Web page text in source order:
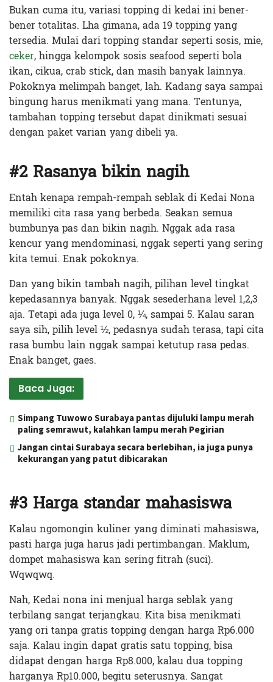
Bukan cuma itu, variasi topping di kedai ini bener-
bener totalitas. Lha gimana, ada 19 topping yang
tersedia. Mulai dari topping standar seperti sosis, mie,
ceker, hingga kelompok sosis seafood seperti bola
ikan, cikua, crab stick, dan masih banyak lainnya.
Pokoknya melimpah banget, lah. Kadang saya sampai
bingung harus menikmati yang mana. Tentunya,
tambahan topping tersebut dapat dinikmati sesuai
dengan paket varian yang dibeli ya.
#2 Rasanya bikin nagih
Entah kenapa rempah-rempah seblak di Kedai Nona
memiliki cita rasa yang berbeda. Seakan semua
bumbunya pas dan bikin nagih. Nggak ada rasa
kencur yang mendominasi, nggak seperti yang sering
kita temui. Enak pokoknya.
Dan yang bikin tambah nagih, pilihan level tingkat
kepedasannya banyak. Nggak sesederhana level 1,2,3
aja. Tetapi ada juga level 0, ¼, sampai 5. Kalau saran
saya sih, pilih level ½, pedasnya sudah terasa, tapi cita
rasa bumbu lain nggak sampai ketutup rasa pedas.
Enak banget, gaes.
Baca Juga:
Simpang Tuwowo Surabaya pantas dijuluki lampu merah
paling semrawut, kalahkan lampu merah Pegirian
Jangan cintai Surabaya secara berlebihan, ia juga punya
kekurangan yang patut dibicarakan
#3 Harga standar mahasiswa
Kalau ngomongin kuliner yang diminati mahasiswa,
pasti harga juga harus jadi pertimbangan. Maklum,
dompet mahasiswa kan sering fitrah (suci).
Wqwqwq.
Nah, Kedai nona ini menjual harga seblak yang
terbilang sangat terjangkau. Kita bisa menikmati
yang ori tanpa gratis topping dengan harga Rp6.000
saja. Kalau ingin dapat gratis satu topping, bisa
didapat dengan harga Rp8.000, kalau dua topping
harganya Rp10.000, begitu seterusnya. Sangat